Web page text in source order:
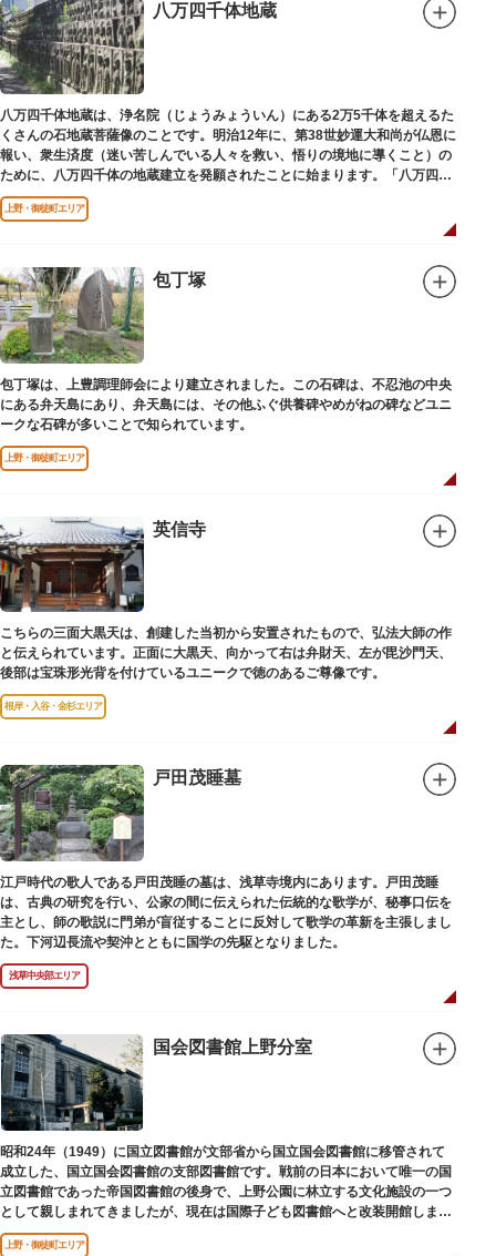
八万四千体地蔵
八万四千体地蔵は、浄名院（じょうみょういん）にある2万5千体を超えるた
くさんの石地蔵菩薩像のことです。明治12年に、第38世妙運大和尚が仏恩に
報い、衆生済度（迷い苦しんでいる人々を救い、悟りの境地に導くこと）の
ために、八万四千体の地蔵建立を発願されたことに始まります。「八万四
千」とは仏法で無数の意味を示します。この石地蔵尊は全国各地にも造立さ
れており、これまで約5万体の石地蔵尊が造立され、今も増え続けていま
上野・御徒町エリア
包丁塚
包丁塚は、上豊調理師会により建立されました。この石碑は、不忍池の中央
にある弁天島にあり、弁天島には、その他ふぐ供養碑やめがねの碑などユニ
ークな石碑が多いことで知られています。
上野・御徒町エリア
英信寺
こちらの三面大黒天は、創建した当初から安置されたもので、弘法大師の作
と伝えられています。正面に大黒天、向かって右は弁財天、左が毘沙門天、
後部は宝珠形光背を付けているユニークで徳のあるご尊像です。
根岸・入谷・金杉エリア
戸田茂睡墓
江戸時代の歌人である戸田茂睡の墓は、浅草寺境内にあります。戸田茂睡
は、古典の研究を行い、公家の間に伝えられた伝統的な歌学が、秘事口伝を
主とし、師の歌説に門弟が盲従することに反対して歌学の革新を主張しまし
た。下河辺長流や契沖とともに国学の先駆となりました。
浅草中央部エリア
国会図書館上野分室
昭和24年（1949）に国立図書館が文部省から国立国会図書館に移管されて
成立した、国立国会図書館の支部図書館です。戦前の日本において唯一の国
立図書館であった帝国図書館の後身で、上野公園に林立する文化施設の一つ
として親しまれてきましたが、現在は国際子ども図書館へと改装開館しまし
た。
上野・御徒町エリア